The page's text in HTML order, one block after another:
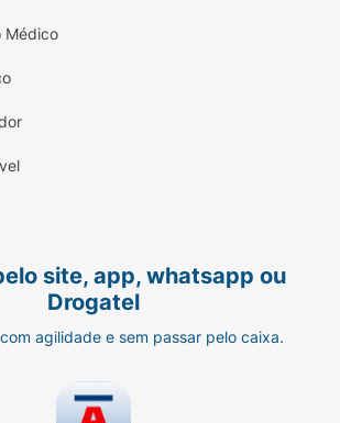
Médico
site, app, whatsapp ou
Drogatel
agilidade e sem passar pelo caixa.